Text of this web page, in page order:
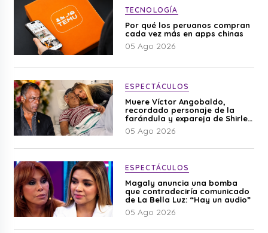
TECNOLOGÍA
Por qué los peruanos compran
cada vez más en apps chinas
05 Ago 2026
ESPECTÁCULOS
Muere Víctor Angobaldo,
recordado personaje de la
farándula y expareja de Shirley
Cherres
05 Ago 2026
ESPECTÁCULOS
Magaly anuncia una bomba
que contradeciría comunicado
de La Bella Luz: “Hay un audio”
05 Ago 2026